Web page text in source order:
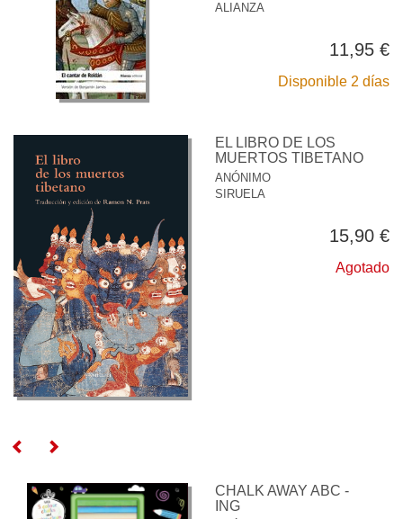
ALIANZA
11,95 €
Disponible 2 días
EL LIBRO DE LOS
MUERTOS TIBETANO
ANÓNIMO
SIRUELA
15,90 €
Agotado
CHALK AWAY ABC -
ING